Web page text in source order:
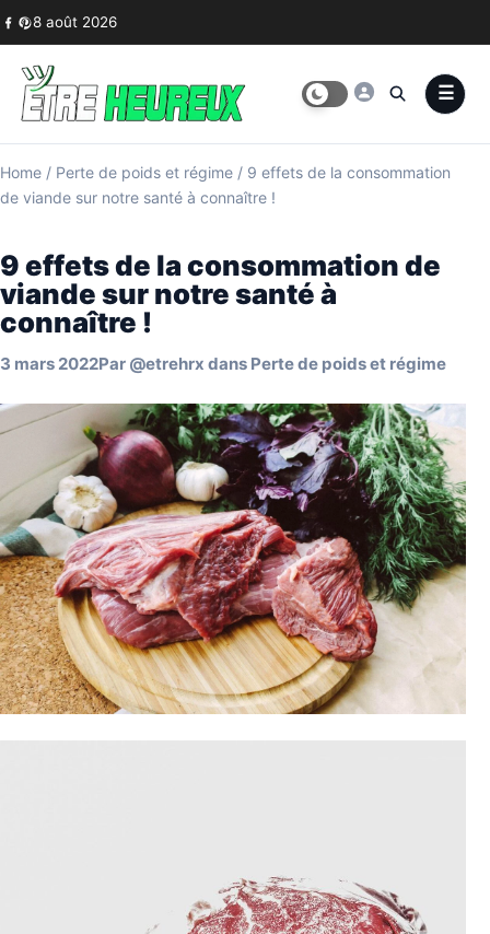
Skip to content
8 août 2026
Home / Perte de poids et régime / 9 effets de la consommation
de viande sur notre santé à connaître !
9 effets de la consommation de
viande sur notre santé à
connaître !
3 mars 2022Par @etrehrx dans Perte de poids et régime